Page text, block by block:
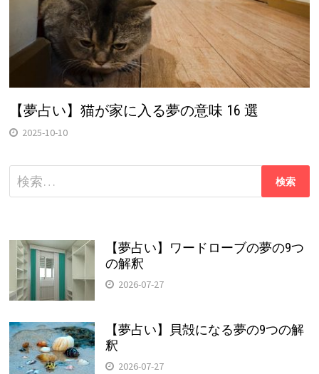
【夢占い】猫が家に入る夢の意味 16 選
2025-10-10
検
索:
【夢占い】ワードローブの夢の9つ
の解釈
2026-07-27
【夢占い】貝殻になる夢の9つの解
釈
2026-07-27